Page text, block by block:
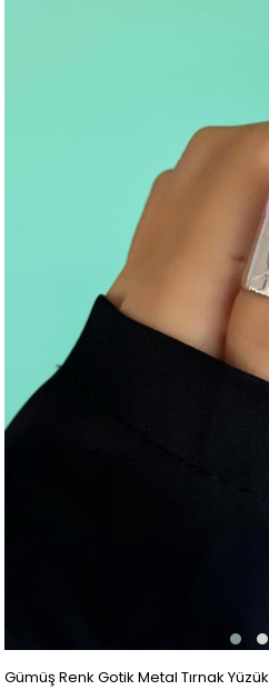
Gümüş Renk Gotik Metal Tırnak Yüzük